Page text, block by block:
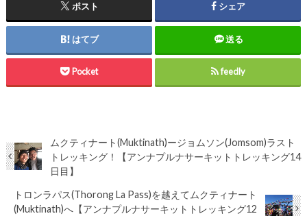
ポスト シェア
はてブ 送る
Pocket feedly
ムクティナート(Muktinath)ージョムソン(Jomsom)ラスト
トレッキング！【アンナプルナサーキットトレッキング14
日目】
トロンラパス(Thorong La Pass)を越えてムクティナート
(Muktinath)へ【アンナプルナサーキットトレッキング12